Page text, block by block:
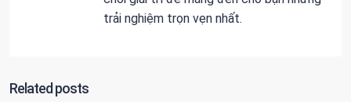
trải nghiệm trọn vẹn nhất.
Related posts